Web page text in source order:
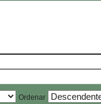
Ordenar